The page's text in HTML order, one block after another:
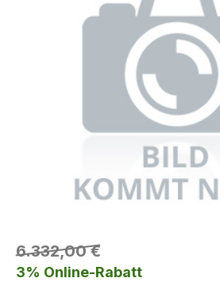
6.332,00 €
3% Online-Rabatt